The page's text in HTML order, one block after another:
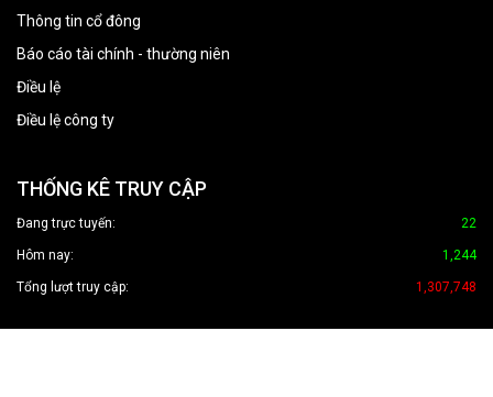
Thông tin cổ đông
Báo cáo tài chính - thường niên
Điều lệ
Điều lệ công ty
THỐNG KÊ TRUY CẬP
Đang trực tuyến: 22
Hôm nay: 1,244
Tổng lượt truy cập: 1,307,748